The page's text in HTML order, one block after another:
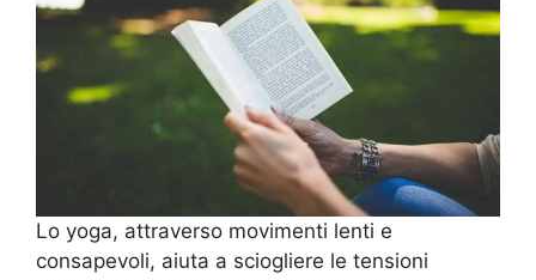
Lo yoga, attraverso movimenti lenti e
consapevoli, aiuta a sciogliere le tensioni